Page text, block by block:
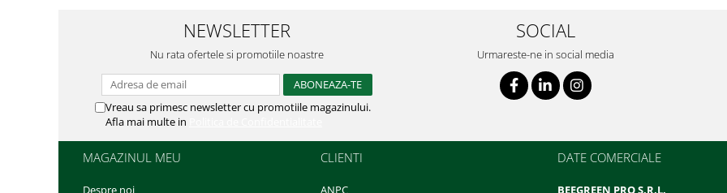
NEWSLETTER
Nu rata ofertele si promotiile noastre
Vreau sa primesc newsletter cu promotiile magazinului.
Afla mai multe in
SOCIAL
Urmareste-ne in social media
MAGAZINUL MEU CLIENTI DATE COMERCIALE